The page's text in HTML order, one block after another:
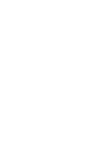
séance photo —